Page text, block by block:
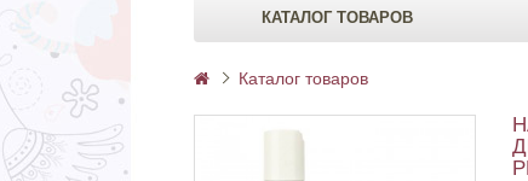
КАТАЛОГ ТОВАРОВ
Каталог товаров